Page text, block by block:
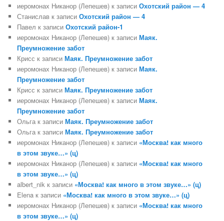
иеромонах Никанор (Лепешев) к записиОхотский район — 4
Станислав к записиОхотский район — 4
Павел к записиОхотский район-1
иеромонах Никанор (Лепешев) к записиМаяк.
Преумножение забот
Крисс к записиМаяк. Преумножение забот
иеромонах Никанор (Лепешев) к записиМаяк.
Преумножение забот
Крисс к записиМаяк. Преумножение забот
иеромонах Никанор (Лепешев) к записиМаяк.
Преумножение забот
Ольга к записиМаяк. Преумножение забот
Ольга к записиМаяк. Преумножение забот
иеромонах Никанор (Лепешев) к записи «Москва! как много
в этом звуке…» (ц)
иеромонах Никанор (Лепешев) к записи «Москва! как много
в этом звуке…» (ц)
albert_nik к записи «Москва! как много в этом звуке…» (ц)
Elena к записи «Москва! как много в этом звуке…» (ц)
иеромонах Никанор (Лепешев) к записи «Москва! как много
в этом звуке…» (ц)